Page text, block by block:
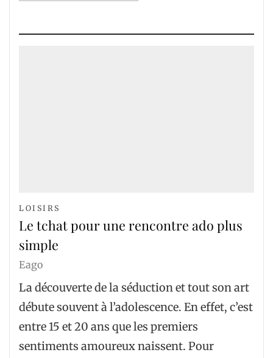
LOISIRS
Le tchat pour une rencontre ado plus
simple
Eago
La découverte de la séduction et tout son art
débute souvent à l’adolescence. En effet, c’est
entre 15 et 20 ans que les premiers
sentiments amoureux naissent. Pour